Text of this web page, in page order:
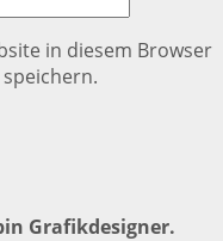
in diesem Browser
Grafikdesigner.